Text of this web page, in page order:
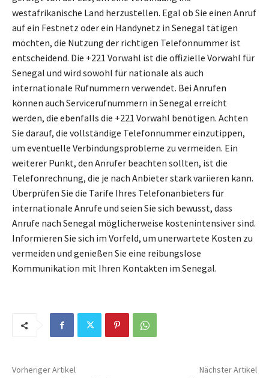
westafrikanische Land herzustellen. Egal ob Sie einen Anruf
auf ein Festnetz oder ein Handynetz in Senegal tätigen
möchten, die Nutzung der richtigen Telefonnummer ist
entscheidend. Die +221 Vorwahl ist die offizielle Vorwahl für
Senegal und wird sowohl für nationale als auch
internationale Rufnummern verwendet. Bei Anrufen
können auch Servicerufnummern in Senegal erreicht
werden, die ebenfalls die +221 Vorwahl benötigen. Achten
Sie darauf, die vollständige Telefonnummer einzutippen,
um eventuelle Verbindungsprobleme zu vermeiden. Ein
weiterer Punkt, den Anrufer beachten sollten, ist die
Telefonrechnung, die je nach Anbieter stark variieren kann.
Überprüfen Sie die Tarife Ihres Telefonanbieters für
internationale Anrufe und seien Sie sich bewusst, dass
Anrufe nach Senegal möglicherweise kostenintensiver sind.
Informieren Sie sich im Vorfeld, um unerwartete Kosten zu
vermeiden und genießen Sie eine reibungslose
Kommunikation mit Ihren Kontakten im Senegal.
Vorheriger Artikel Nächster Artikel